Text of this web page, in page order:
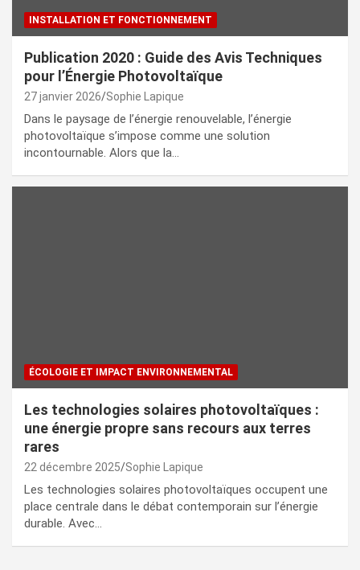
INSTALLATION ET FONCTIONNEMENT
Publication 2020 : Guide des Avis Techniques
pour l’Énergie Photovoltaïque
27 janvier 2026 Sophie Lapique
Dans le paysage de l’énergie renouvelable, l’énergie
photovoltaïque s’impose comme une solution
incontournable. Alors que la…
ÉCOLOGIE ET IMPACT ENVIRONNEMENTAL
Les technologies solaires photovoltaïques :
une énergie propre sans recours aux terres
rares
22 décembre 2025 Sophie Lapique
Les technologies solaires photovoltaïques occupent une
place centrale dans le débat contemporain sur l’énergie
durable. Avec…